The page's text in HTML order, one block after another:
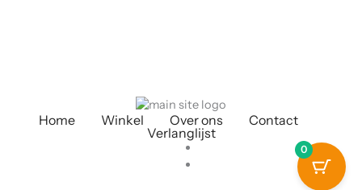
Home Winkel Over ons
Contact
Verlanglijst
0